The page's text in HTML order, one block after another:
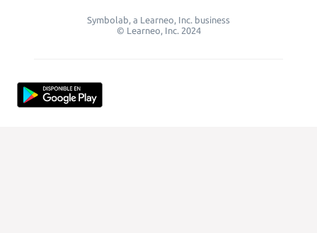
Symbolab, a Learneo, Inc. business
© Learneo, Inc. 2024